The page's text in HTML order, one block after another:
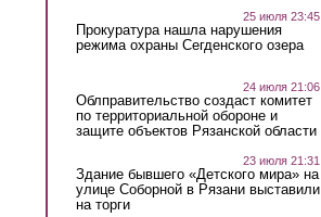
25 июля 23:45
Прокуратура нашла нарушения
режима охраны Сегденского озера
24 июля 21:06
Облправительство создаст комитет
по территориальной обороне и
защите объектов Рязанской области
23 июля 21:31
Здание бывшего «Детского мира» на
улице Соборной в Рязани выставили
на торги